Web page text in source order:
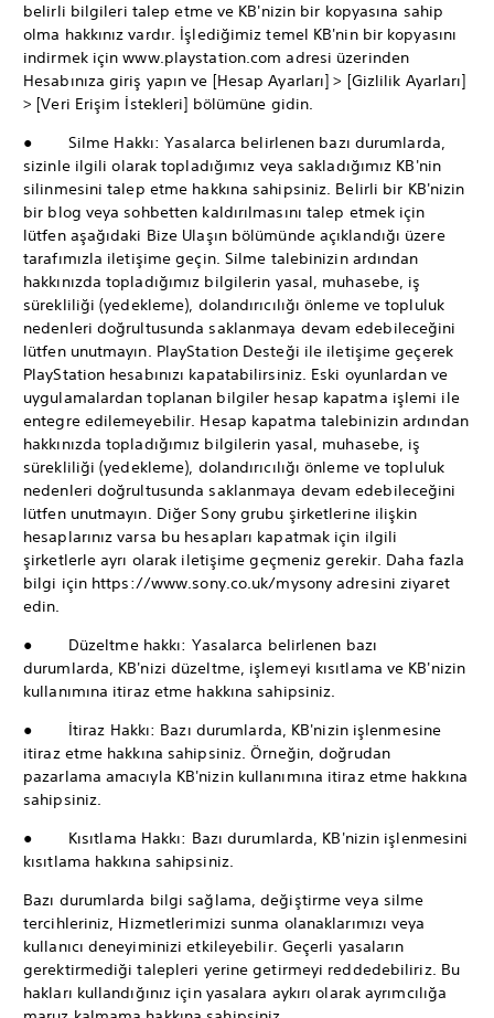
belirli bilgileri talep etme ve KB'nizin bir kopyasına sahip
olma hakkınız vardır. İşlediğimiz temel KB'nin bir kopyasını
indirmek için www.playstation.com adresi üzerinden
Hesabınıza giriş yapın ve [Hesap Ayarları] > [Gizlilik Ayarları]
> [Veri Erişim İstekleri] bölümüne gidin.
● Silme Hakkı: Yasalarca belirlenen bazı durumlarda,
sizinle ilgili olarak topladığımız veya sakladığımız KB'nin
silinmesini talep etme hakkına sahipsiniz. Belirli bir KB'nizin
bir blog veya sohbetten kaldırılmasını talep etmek için
lütfen aşağıdaki Bize Ulaşın bölümünde açıklandığı üzere
tarafımızla iletişime geçin. Silme talebinizin ardından
hakkınızda topladığımız bilgilerin yasal, muhasebe, iş
sürekliliği (yedekleme), dolandırıcılığı önleme ve topluluk
nedenleri doğrultusunda saklanmaya devam edebileceğini
lütfen unutmayın. PlayStation Desteği ile iletişime geçerek
PlayStation hesabınızı kapatabilirsiniz. Eski oyunlardan ve
uygulamalardan toplanan bilgiler hesap kapatma işlemi ile
entegre edilemeyebilir. Hesap kapatma talebinizin ardından
hakkınızda topladığımız bilgilerin yasal, muhasebe, iş
sürekliliği (yedekleme), dolandırıcılığı önleme ve topluluk
nedenleri doğrultusunda saklanmaya devam edebileceğini
lütfen unutmayın. Diğer Sony grubu şirketlerine ilişkin
hesaplarınız varsa bu hesapları kapatmak için ilgili
şirketlerle ayrı olarak iletişime geçmeniz gerekir. Daha fazla
bilgi için https://www.sony.co.uk/mysony adresini ziyaret
edin.
● Düzeltme hakkı: Yasalarca belirlenen bazı
durumlarda, KB'nizi düzeltme, işlemeyi kısıtlama ve KB'nizin
kullanımına itiraz etme hakkına sahipsiniz.
● İtiraz Hakkı: Bazı durumlarda, KB'nizin işlenmesine
itiraz etme hakkına sahipsiniz. Örneğin, doğrudan
pazarlama amacıyla KB'nizin kullanımına itiraz etme hakkına
sahipsiniz.
● Kısıtlama Hakkı: Bazı durumlarda, KB'nizin işlenmesini
kısıtlama hakkına sahipsiniz.
Bazı durumlarda bilgi sağlama, değiştirme veya silme
tercihleriniz, Hizmetlerimizi sunma olanaklarımızı veya
kullanıcı deneyiminizi etkileyebilir. Geçerli yasaların
gerektirmediği talepleri yerine getirmeyi reddedebiliriz. Bu
hakları kullandığınız için yasalara aykırı olarak ayrımcılığa